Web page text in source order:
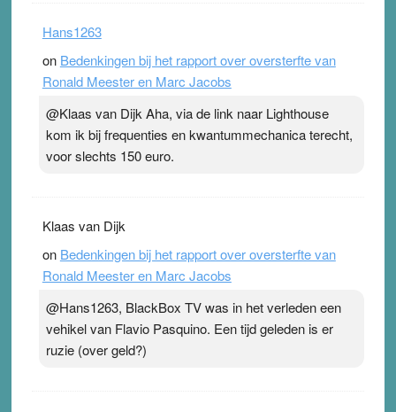
Hans1263
on Bedenkingen bij het rapport over oversterfte van
Ronald Meester en Marc Jacobs
@Klaas van Dijk Aha, via de link naar Lighthouse
kom ik bij frequenties en kwantummechanica terecht,
voor slechts 150 euro.
Klaas van Dijk
on Bedenkingen bij het rapport over oversterfte van
Ronald Meester en Marc Jacobs
@Hans1263, BlackBox TV was in het verleden een
vehikel van Flavio Pasquino. Een tijd geleden is er
ruzie (over geld?)